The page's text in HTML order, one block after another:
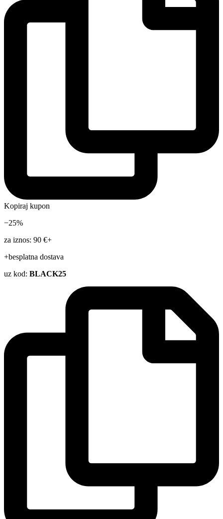
Kopiraj kupon
−25%
za iznos: 90 €+
+besplatna dostava
uz kod: BLACK25